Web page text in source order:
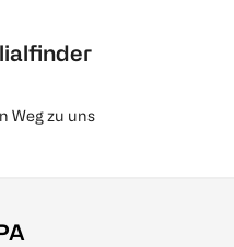
Weg zu uns